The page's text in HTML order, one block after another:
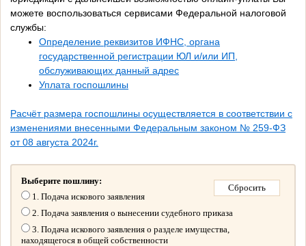
можете воспользоваться сервисами Федеральной налоговой
службы:
Определение реквизитов ИФНС, органа
государственной регистрации ЮЛ и/или ИП,
обслуживающих данный адрес
Уплата госпошлины
Расчёт размера госпошлины осуществляется в соответствии с
изменениями внесенными Федеральным законом № 259-ФЗ
от 08 августа 2024г.
Выберите пошлину:
1. Подача искового заявления
2. Подача заявления о вынесении судебного приказа
3. Подача искового заявления о разделе имущества,
находящегося в общей собственности